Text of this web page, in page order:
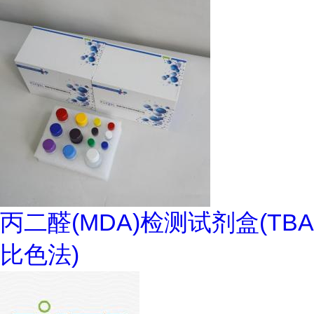
丙二醛(MDA)检测试剂盒(TBA
比色法)